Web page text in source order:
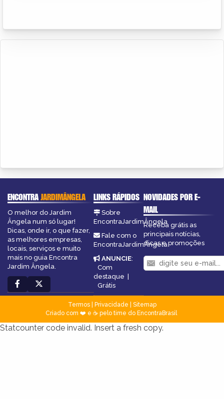
ENCONTRAJARDIMÂNGELA
O melhor do Jardim
Ângela num só lugar!
Dicas, onde ir, o que fazer,
as melhores empresas,
locais, serviços e muito
mais no guia Encontra
Jardim Ângela.
LINKS RÁPIDOS
Sobre
EncontraJardimÂngela
Fale com o
EncontraJardimÂngela
ANUNCIE:
Com
destaque |
Grátis
NOVIDADES POR E-
MAIL
Receba grátis as
principais notícias,
dicas e promoções
Termos| Privacidade
Sitemap
Criado com ❤️ e ☕ pelo time do EncontraBrasil
Statcounter code invalid. Insert a fresh copy.